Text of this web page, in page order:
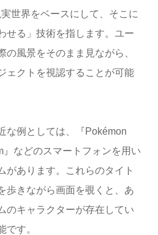
世界をベースにして、そこに
せる」技術を指します。ユー
の風景をそのまま見ながら、
ェクトを視認することが可能
な例としては、『Pokémon
などのスマートフォンを用い
があります。これらのタイト
歩きながら画面を覗くと、あ
のキャラクターが存在してい
です。